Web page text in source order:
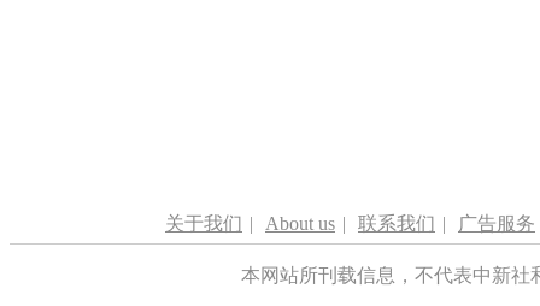
关于我们 | About us | 联系我们 | 广告服务
本网站所刊载信息，不代表中新